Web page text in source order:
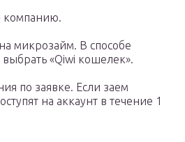
компанию.
микрозайм. В способе
«Qiwi кошелек».
по заявке. Если заем
на аккаунт в течение 1